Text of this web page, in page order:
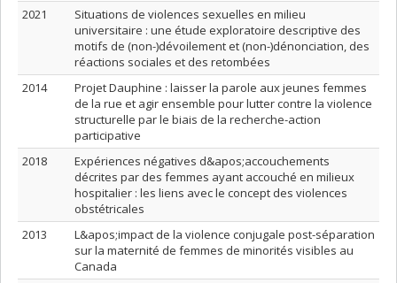
2021
Situations de violences sexuelles en milieu
universitaire : une étude exploratoire descriptive des
motifs de (non-)dévoilement et (non-)dénonciation, des
réactions sociales et des retombées
2014
Projet Dauphine : laisser la parole aux jeunes femmes
de la rue et agir ensemble pour lutter contre la violence
structurelle par le biais de la recherche-action
participative
2018
Expériences négatives d&apos;accouchements
décrites par des femmes ayant accouché en milieux
hospitalier : les liens avec le concept des violences
obstétricales
2013
L&apos;impact de la violence conjugale post-séparation
sur la maternité de femmes de minorités visibles au
Canada